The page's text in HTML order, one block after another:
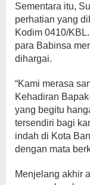
Sementara itu,
perhatian yang
Kodim 0410/
para Babinsa
dihargai.
“Kami merasa
Kehadiran
yang begitu
tersendiri bagi
indah di Kota
dengan mata
Menjelang akhir